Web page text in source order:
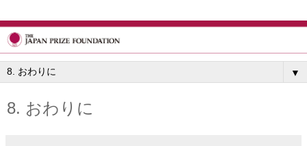
▼
8. おわりに